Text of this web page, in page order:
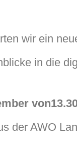
wir ein
in die
der AWO